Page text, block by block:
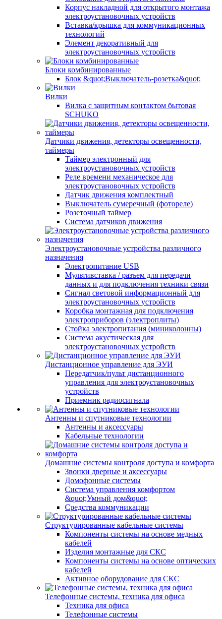
Корпус накладной для открытого монтажа
электроустановочных устройств
Вставка/крышка для коммуникационных
технологий
Элемент декоративный для
электроустановочных устройств
Блоки комбинированные
Блок &quot;Выключатель-розетка&quot;
Вилки
Вилка с защитным контактом бытовая
SCHUKO
Датчики движения, детекторы освещенности,
таймеры
Таймер электронный для
электроустановочных устройств
Реле времени механическое для
электроустановочных устройств
Датчик движения комплектный
Выключатель сумеречный (фотореле)
Розеточный таймер
Система датчиков движения
Электроустановочные устройства различного
назначения
Электропитание USB
Мультивставка / разъем для передачи
данных и для подключения техники связи
Сигнал световой информационный для
электроустановочных устройств
Коробка монтажная для подключения
электроприборов (электроплиты)
Стойка электропитания (миниколонны)
Система акустическая для
электроустановочных устройств
Дистанционное управление для ЭУИ
Передатчик/пульт дистанционного
управления для электроустановочных
устройств
Приемник радиосигнала
Антенны и спутниковые технологии
Антенны и аксессуары
Кабельные технологии
Домашние системы контроля доступа и комфорта
Звонки дверные и аксессуары
Домофонные системы
Система управления комфортом
&quot;Умный дом&quot;
Средства коммуникации
Структурированные кабельные системы
Компоненты системы на основе медных
кабелей
Изделия монтажные для СКС
Компоненты системы на основе оптических
кабелей
Активное оборудование для СКС
Телефонные системы, техника для офиса
Техника для офиса
Телефонные системы